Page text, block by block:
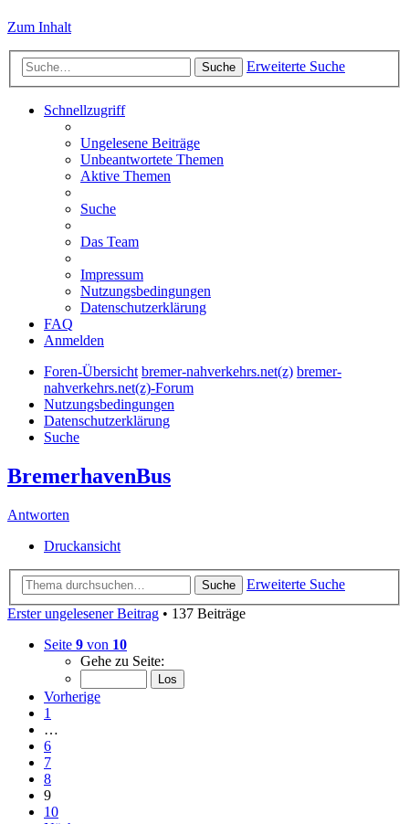
Zum Inhalt
Suche Erweiterte Suche
Schnellzugriff
Ungelesene Beiträge
Unbeantwortete Themen
Aktive Themen
Suche
Das Team
Impressum
Nutzungsbedingungen
Datenschutzerklärung
FAQ
Anmelden
Foren-Übersicht bremer-nahverkehrs.net(z) bremer-
nahverkehrs.net(z)-Forum
Nutzungsbedingungen
Datenschutzerklärung
Suche
BremerhavenBus
Antworten
Druckansicht
Suche
Erweiterte Suche
Erster ungelesener Beitrag • 137 Beiträge
Seite 9 von 10
Gehe zu Seite:
Vorherige
1
…
6
7
8
9
10